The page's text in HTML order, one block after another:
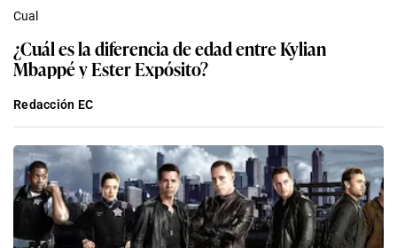
Cual
¿Cuál es la diferencia de edad entre Kylian
Mbappé y Ester Expósito?
Redacción EC